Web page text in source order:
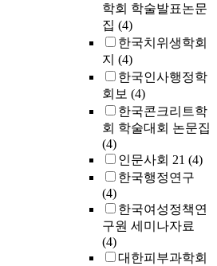
학회 학술발표논문
집 (4)
한국치위생학회
지 (4)
한국인사행정학
회보 (4)
한국콘크리트학
회 학술대회 논문집
(4)
인문사회 21 (4)
한국행정연구
(4)
한국여성정책연
구원 세미나자료
(4)
대한피부과학회